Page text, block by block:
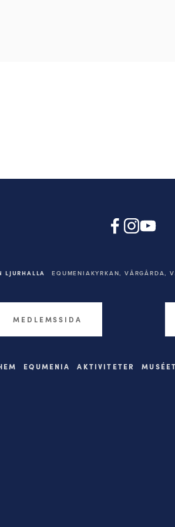
LJURHALLA EQUMENIAKYRKAN, VÅRGÅRDA,
MEDLEMSSIDA
EQUMENIA AKTIVITETER MUSÉET